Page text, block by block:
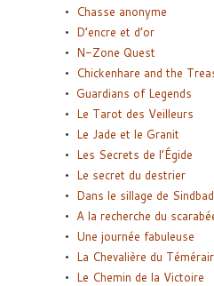
Chasse anonyme
D’encre et d’or
N-Zone Quest
Chickenhare and the
Guardians of Legends
Le Tarot des Veilleurs
Le Jade et le Granit
Les Secrets de l’Égide
Le secret du destrier
Dans le sillage de Sindbad
A la recherche du
Une journée fabuleuse
La Chevalière du
Le Chemin de la Victoire